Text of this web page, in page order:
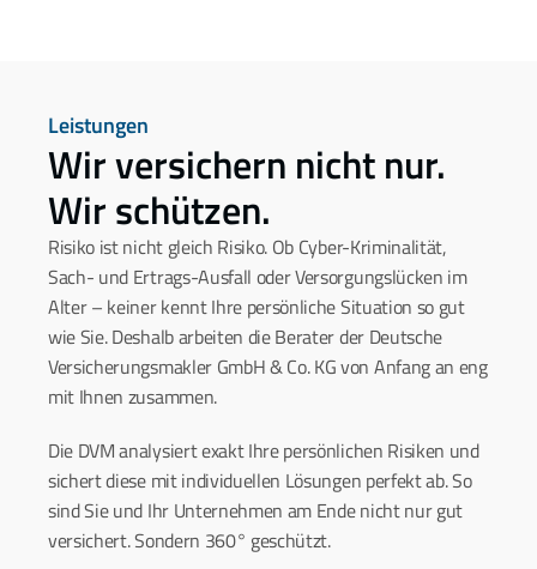
Leistungen
Wir versichern nicht nur.
Wir schützen.
Risiko ist nicht gleich Risiko. Ob Cyber-Kriminalität,
Sach- und Ertrags-Ausfall oder Versorgungslücken im
Alter – keiner kennt Ihre persönliche Situation so gut
wie Sie. Deshalb arbeiten die Berater der Deutsche
Versicherungsmakler GmbH & Co. KG von Anfang an eng
mit Ihnen zusammen.
Die DVM analysiert exakt Ihre persönlichen Risiken und
sichert diese mit individuellen Lösungen perfekt ab. So
sind Sie und Ihr Unternehmen am Ende nicht nur gut
versichert. Sondern 360° geschützt.